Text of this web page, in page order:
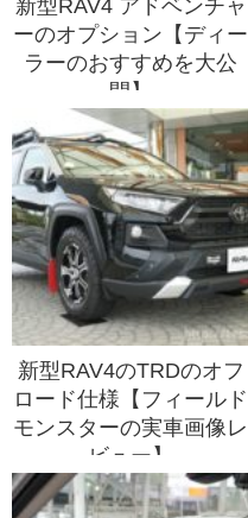
新型RAV4 アドベンチャ
ーのオプション【ディー
ラーのおすすめを大公
開】
新型RAV4のTRDのオフ
ロード仕様【フィールド
モンスターの実車画像レ
ビュー】